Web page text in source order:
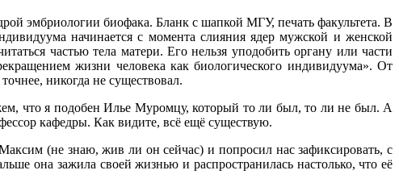
эмбриологии биофака. Бланк с шапкой МГУ, печать факультета. В
начинается с момента слияния ядер мужской и женской
частью тела матери. Его нельзя уподобить органу или части
жизни человека как биологического индивидуума». От
никогда не существовал.
что я подобен Илье Муромцу, который то ли был, то ли не был. А
кафедры. Как видите, всё ещё существую.
(не знаю, жив ли он сейчас) и попросил нас зафиксировать, с
она зажила своей жизнью и распространилась настолько, что её